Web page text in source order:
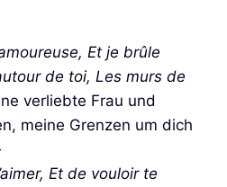
Et je brûle
de toi, Les murs de
verliebte Frau und
meine Grenzen um dich
Et de vouloir te